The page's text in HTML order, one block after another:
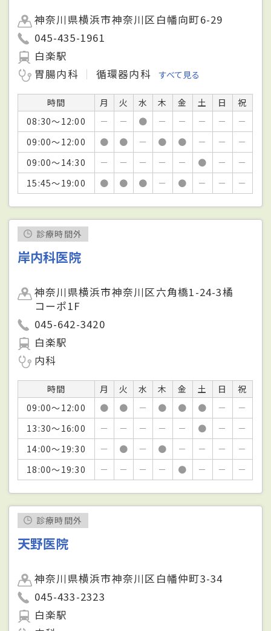
神奈川県横浜市神奈川区白幡向町6-29
045-435-1961
白楽駅
胃腸内科
循環器内科 すべて見る
時間 月 火 水 木 金 土 日
祝
08:30～12:00
－ － ● － － － －
－
09:00～12:00
● ● － ● ● － －
－
09:00～14:30
－ － － － － ● －
－
15:45～19:00
● ● ● － ● － － －
診療時間外
岸内科医院
神奈川県横浜市神奈川区六角橋1-24-3橘
コーポ1F
045-642-3420
白楽駅
内科
時間 月 火 水 木 金 土 日
祝
09:00～12:00
● ● － ● ● ● －
－
13:30～16:00
－ － － － － ● －
－
14:00～19:30
－ ● － ● － － －
－
18:00～19:30
－ － － － ● － － －
診療時間外
天野医院
神奈川県横浜市神奈川区白幡仲町3-34
045-433-2323
白楽駅